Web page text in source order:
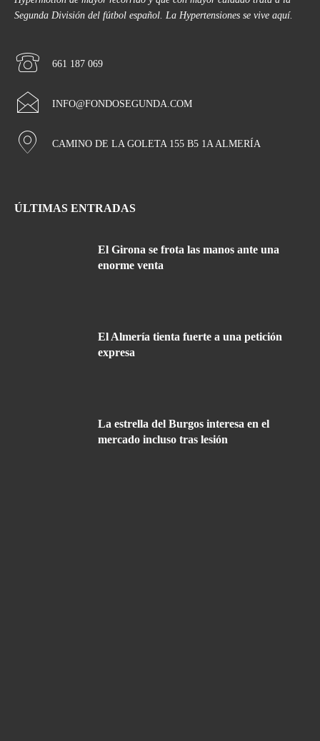
Segunda División del fútbol español. La Hypertensiones se vive aquí.
661 187 069
INFO@FONDOSEGUNDA.COM
CAMINO DE LA GOLETA 155 B5 1A ALMERÍA
ÚLTIMAS ENTRADAS
El Girona se frota las manos ante una
enorme venta
El Almería tienta fuerte a una petición
expresa
La estrella del Burgos interesa en el
mercado incluso tras lesión